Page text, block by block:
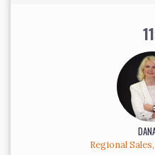
Regional